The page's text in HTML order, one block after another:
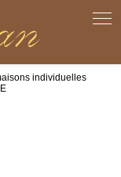
individuelles